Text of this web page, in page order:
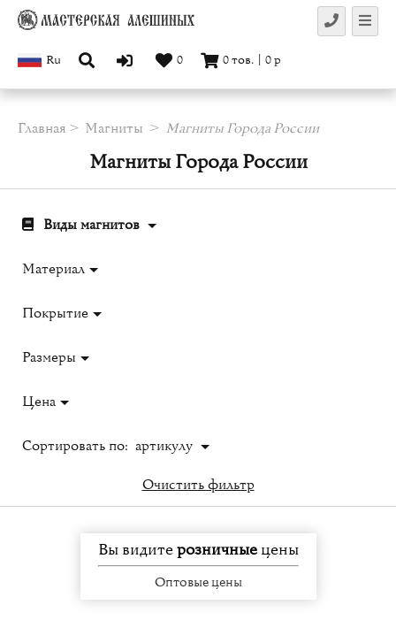
Ru 0 0тов. 0р
Главная Магниты Магниты Города России
Магниты Города России
Виды магнитов
Материал
Покрытие
Размеры
Цена
Сортировать по: артикулу
Очистить фильтр
Вы видитерозничныецены
Оптовые цены